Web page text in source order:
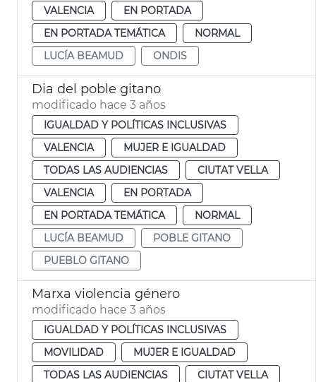
VALENCIA
EN PORTADA
EN PORTADA TEMÁTICA
NORMAL
LUCÍA BEAMUD
ONDIS
Dia del poble gitano
modificado hace 3 años
IGUALDAD Y POLÍTICAS INCLUSIVAS
VALENCIA
MUJER E IGUALDAD
TODAS LAS AUDIENCIAS
CIUTAT VELLA
VALENCIA
EN PORTADA
EN PORTADA TEMÁTICA
NORMAL
LUCÍA BEAMUD
POBLE GITANO
PUEBLO GITANO
Marxa violencia género
modificado hace 3 años
IGUALDAD Y POLÍTICAS INCLUSIVAS
MOVILIDAD
MUJER E IGUALDAD
TODAS LAS AUDIENCIAS
CIUTAT VELLA